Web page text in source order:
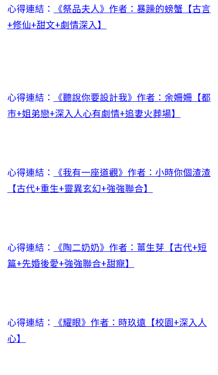
心得連結：
《祭品夫人》作者：暴躁的螃蟹【古言
+修仙+甜文+劇情深入】
心得連結：
《聽說你要設計我》作者：余姍姍【都
市+姐弟戀+深入人心有劇情+追妻火葬場】
心得連結：
《我有一座道觀》作者：小時你個渣渣
【古代+重生+靈異玄幻+強強聯合】
心得連結：
《陶二奶奶》作者：薑生芽【古代+短
篇+先婚後愛+強強聯合+甜寵】
心得連結：
《耀眼》作者：時玖遠【校園+深入人
心】